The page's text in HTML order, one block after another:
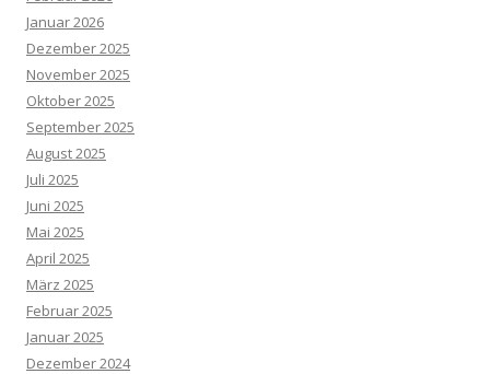
Januar 2026
Dezember 2025
November 2025
Oktober 2025
September 2025
August 2025
Juli 2025
Juni 2025
Mai 2025
April 2025
März 2025
Februar 2025
Januar 2025
Dezember 2024